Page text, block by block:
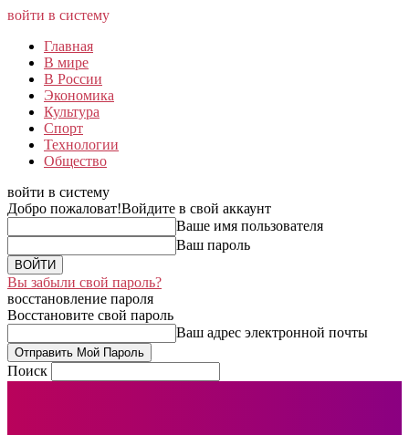
войти в систему
Главная
В мире
В России
Экономика
Культура
Спорт
Технологии
Общество
войти в систему
Добро пожаловат!Войдите в свой аккаунт
Ваше имя пользователя
Ваш пароль
Вы забыли свой пароль?
восстановление пароля
Восстановите свой пароль
Ваш адрес электронной почты
Поиск